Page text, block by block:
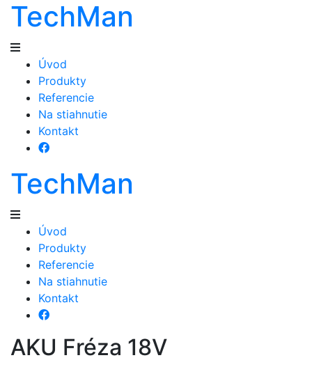
TechMan
Úvod
Produkty
Referencie
Na stiahnutie
Kontakt
TechMan
Úvod
Produkty
Referencie
Na stiahnutie
Kontakt
AKU Fréza 18V